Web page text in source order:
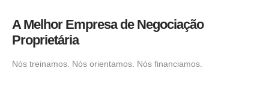
A Melhor Empresa de Negociação
Proprietária
Nós treinamos. Nós orientamos. Nós financiamos.